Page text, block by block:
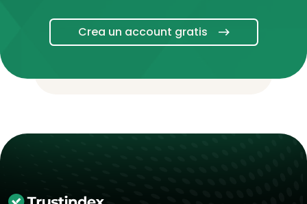
Crea un account gratis